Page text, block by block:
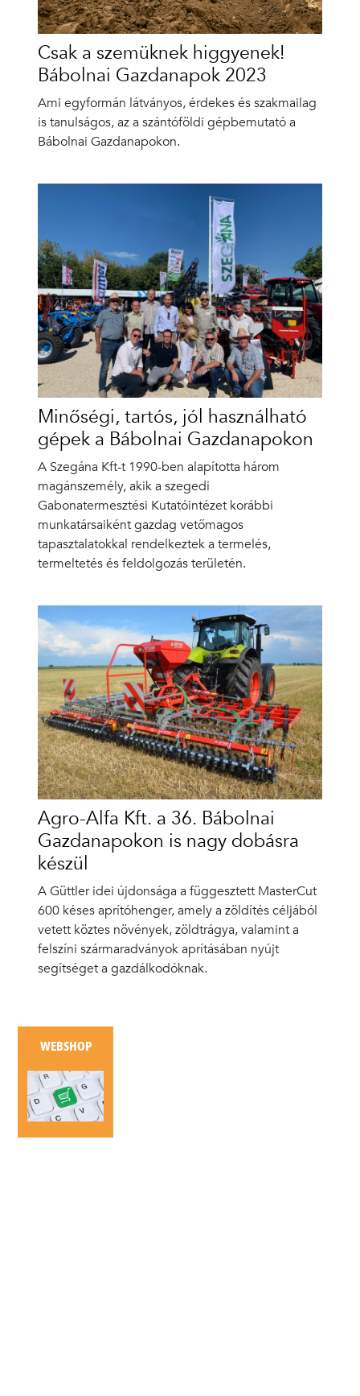
Csak a szemüknek higgyenek!
Bábolnai Gazdanapok 2023
Ami egyformán látványos, érdekes és szakmailag
is tanulságos, az a szántóföldi gépbemutató a
Bábolnai Gazdanapokon.
Minőségi, tartós, jól használható
gépek a Bábolnai Gazdanapokon
A Szegána Kft-t 1990-ben alapította három
magánszemély, akik a szegedi
Gabonatermesztési Kutatóintézet korábbi
munkatársaiként gazdag vetőmagos
tapasztalatokkal rendelkeztek a termelés,
termeltetés és feldolgozás területén.
Agro-Alfa Kft. a 36. Bábolnai
Gazdanapokon is nagy dobásra
készül
A Güttler idei újdonsága a függesztett MasterCut
600 késes aprítóhenger, amely a zöldítés céljából
vetett köztes növények, zöldtrágya, valamint a
felszíni szármaradványok aprításában nyújt
segítséget a gazdálkodóknak.
WEBSHOP